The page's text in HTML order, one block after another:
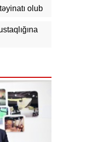
3
Ərəbistanı
hücum
olub